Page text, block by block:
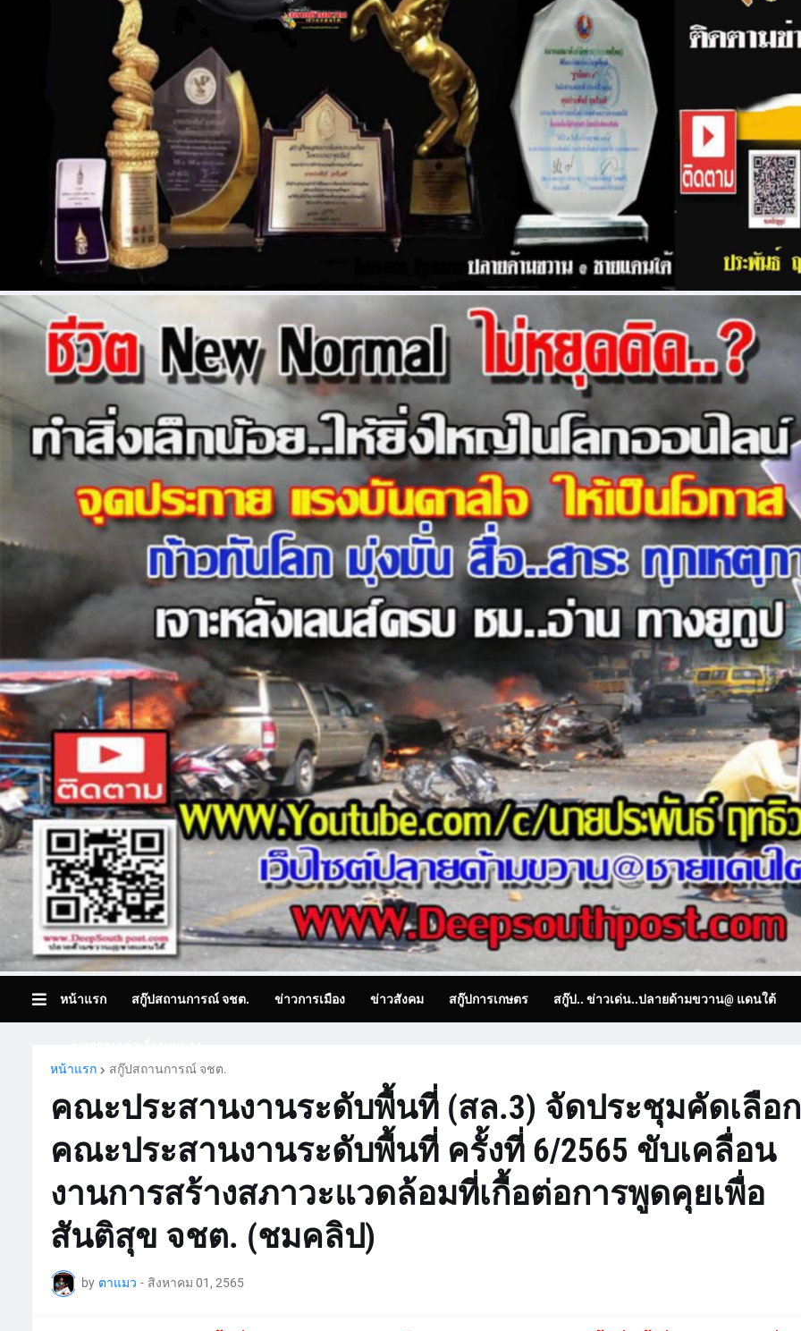
หน้าแรก สกู๊ปสถานการณ์ จชต. ข่าวการเมือง ข่าวสังคม สกู๊ปการเกษตร สกู๊ป.. ข่าวเด่น..ปลายด้ามขวาน@ แดนใต้
หน้าแรก
สกู๊ปสถานการณ์ จชต.
คณะประสานงานระดับพื้นที่ (สล.3) จัดประชุมคัดเลือก
คณะประสานงานระดับพื้นที่ ครั้งที่ 6/2565 ขับเคลื่อน
งานการสร้างสภาวะแวดล้อมที่เกื้อต่อการพูดคุยเพื่อ
สันติสุข จชต. (ชมคลิป)
by ตาแมว - สิงหาคม 01, 2565